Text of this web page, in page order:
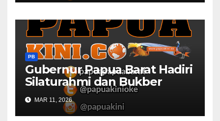
PB
Gubernur Papua Barat Hadiri
Silaturahmi dan Bukber
Bersama DPR RI dan
Mendagri di IPDN
MAR 11, 2026